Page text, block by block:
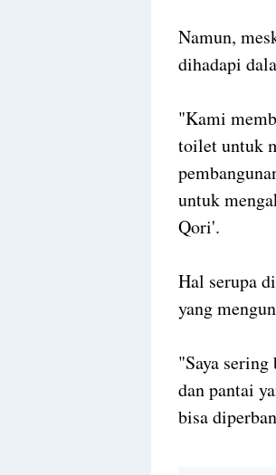
Namun,
dihadapi
"Kami
toilet untuk
untuk
Qori'.
Hal serupa
yang
"Saya
dan pantai
bisa